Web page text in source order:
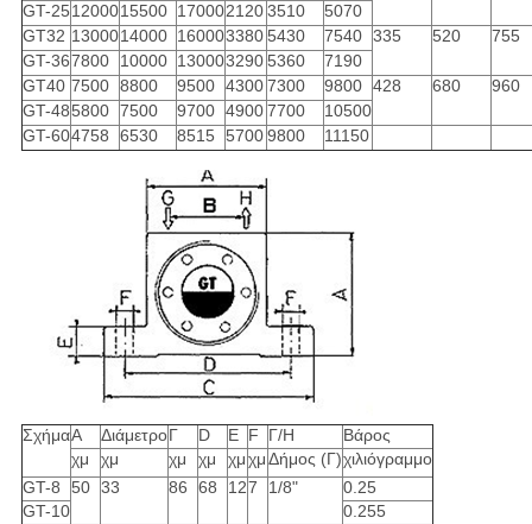
GT-251200015500 1700021203510
5070
GT32 1300014000 1600033805430 7540 335 520
755
GT-367800 10000 1300032905360
7190
GT40 7500 8800 9500 43007300 9800 428 680
960
GT-485800 7500 9700 49007700
10500
GT-604758 6530 8515 57009800 11150
ΣχήμαΑ ΔιάμετροΓ D Ε F Γ/Η
Βάρος
χμ
χμ χμ χμ χμχμΔήμος (Γ)χιλιόγραμμο
GT-8
50 33 86 68 127 1/8"
0.25
GT-10
0.255